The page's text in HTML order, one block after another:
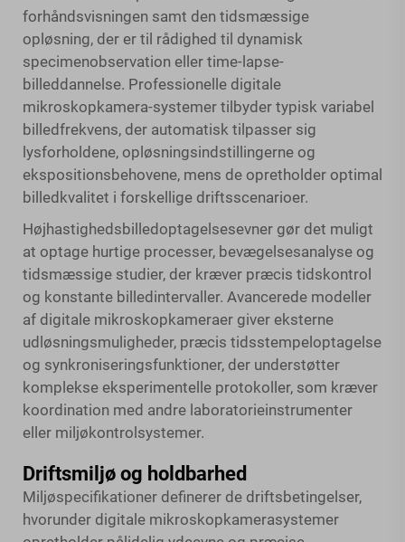
forhåndsvisningen samt den tidsmæssige
opløsning, der er til rådighed til dynamisk
specimenobservation eller time-lapse-
billeddannelse. Professionelle digitale
mikroskopkamera-systemer tilbyder typisk variabel
billedfrekvens, der automatisk tilpasser sig
lysforholdene, opløsningsindstillingerne og
ekspositionsbehovene, mens de opretholder optimal
billedkvalitet i forskellige driftsscenarioer.
Højhastighedsbilledoptagelsesevner gør det muligt
at optage hurtige processer, bevægelsesanalyse og
tidsmæssige studier, der kræver præcis tidskontrol
og konstante billedintervaller. Avancerede modeller
af digitale mikroskopkameraer giver eksterne
udløsningsmuligheder, præcis tidsstempeloptagelse
og synkroniseringsfunktioner, der understøtter
komplekse eksperimentelle protokoller, som kræver
koordination med andre laboratorieinstrumenter
eller miljøkontrolsystemer.
Driftsmiljø og holdbarhed
Miljøspecifikationer definerer de driftsbetingelser,
hvorunder digitale mikroskopkamerasystemer